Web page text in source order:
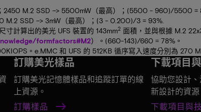
2450 M.2 SSD –> 5500mW（最高）；(5500 - 960)/5500 =
M.2 SSD –> 3mW（最高）；(3 - 0.200)/3 = 93%.
寸計算出的美光 UFS 裝置的 143mm2 面積，並與根據 M.2
formfactors#M2）。(660-143)/660 = 78%。
。e.MMC 和 UFS 的 512KB 循序寫入速度分別為 270
訂購美光樣品
訂購美光記憶體樣品和追蹤訂單的線
上資源。
訂購樣品
下載項目
協助您設計
新設計的資源
下載項目與